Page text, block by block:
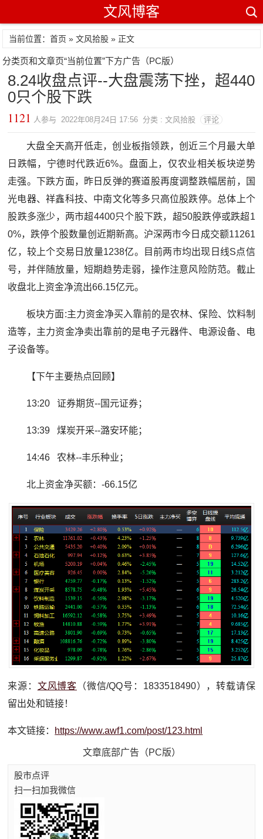
文风博客
当前位置：首页 »文风拾股 » 正文
分类页和文章页“当前位置”下方广告（PC版）
8.24收盘点评--大盘震荡下挫，超440
0只个股下跌
1121 人参与 2022年08月24日 17:56 分类 : 文风拾股 评论
大盘全天高开低走，创业板指领跌，创近三个月最大单
日跌幅，宁德时代跌近6%。盘面上，仅农业相关板块逆势
走强。下跌方面，昨日反弹的赛道股再度调整跌幅居前，国
光电器、祥鑫科技、中南文化等多只高位股跌停。总体上个
股跌多涨少，两市超4400只个股下跌，超50股跌停或跌超1
0%，跌停个股数量创近期新高。沪深两市今日成交额11261
亿，较上个交易日放量1238亿。目前两市均出现日线S点信
号，并伴随放量，短期趋势走弱，操作注意风险防范。截止
收盘北上资金净流出66.15亿元。
板块方面:主力资金净买入靠前的是农林、保险、饮料制
造等，主力资金净卖出靠前的是电子元器件、电源设备、电
子设备等。
【下午主要热点回顾】
13:20 证券期货--国元证券；
13:39 煤炭开采--潞安环能；
14:46 农林--丰乐种业；
北上资金净买额：-66.15亿
来源： 文风博客 （微信/QQ号：1833518490），转载请保
留出处和链接！
本文链接： https://www.awf1.com/post/123.html
文章底部广告（PC版）
股市点评
扫一扫加我微信